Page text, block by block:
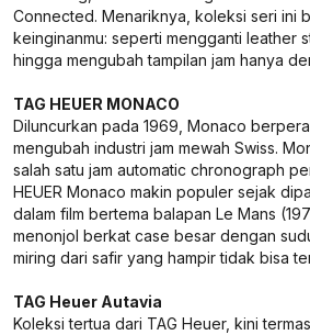
Connected. Menariknya, koleksi seri ini
keinginanmu: seperti mengganti leather
hingga mengubah tampilan jam hanya
TAG HEUER MONACO
Diluncurkan pada 1969, Monaco
mengubah industri jam mewah Swiss.
salah satu jam automatic chronograph
HEUER Monaco makin populer sejak
dalam film bertema balapan Le Mans
menonjol berkat case besar dengan
miring dari safir yang hampir tidak bisa
TAG Heuer Autavia
Koleksi tertua dari TAG Heuer, kini